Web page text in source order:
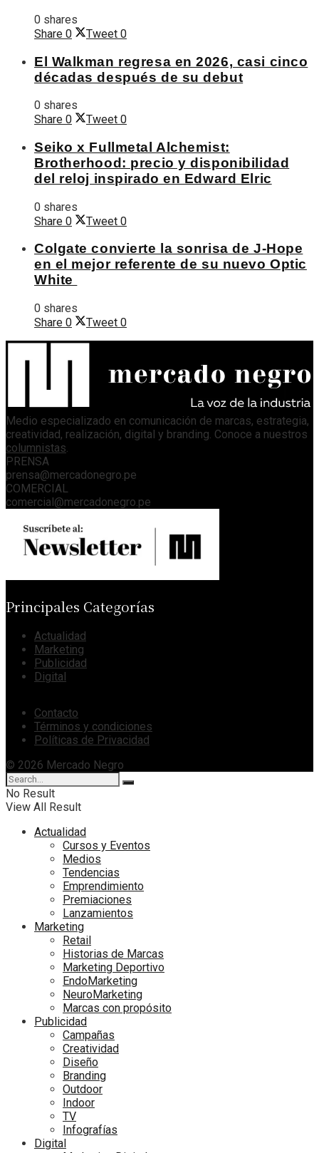
0 shares
Share 0 Tweet 0
El Walkman regresa en 2026, casi cinco
décadas después de su debut
0 shares
Share 0 Tweet 0
Seiko x Fullmetal Alchemist:
Brotherhood: precio y disponibilidad
del reloj inspirado en Edward Elric
0 shares
Share 0 Tweet 0
Colgate convierte la sonrisa de J-Hope
en el mejor referente de su nuevo Optic
White
0 shares
Share 0 Tweet 0
Medio especializado en comunicación de marcas, estrategia,
creatividad, realización, digital y branding. Conoce a nuestros
columnistas.
PRENSA
prensa@mercadonegro.pe
COMERCIAL
comercial@mercadonegro.pe
Principales Categorías
Actualidad
Marketing
Publicidad
Digital
Contacto
Términos y condiciones
Políticas de Privacidad
© 2026 Mercado Negro
No Result
View All Result
Actualidad
Cursos y Eventos
Medios
Tendencias
Emprendimiento
Premiaciones
Lanzamientos
Marketing
Retail
Historias de Marcas
Marketing Deportivo
EndoMarketing
NeuroMarketing
Marcas con propósito
Publicidad
Campañas
Creatividad
Diseño
Branding
Outdoor
Indoor
TV
Infografías
Digital